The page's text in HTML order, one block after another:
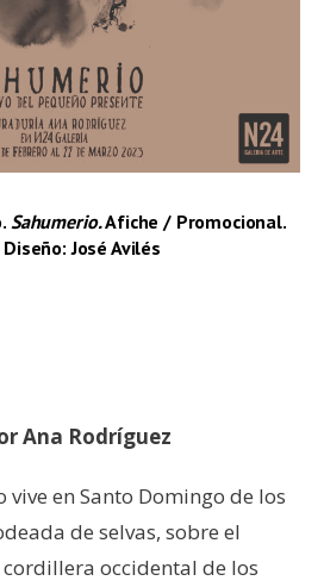
Sahumerio.Afiche / Promocional.
José Avilés
Ana Rodríguez
vive en Santo Domingo de los
de selvas, sobre el
occidental de los